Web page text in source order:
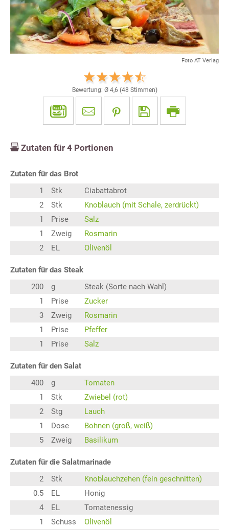
Foto AT Verlag
Bewertung: Ø 4,6 (48 Stimmen)
Zutaten für 4 Portionen
Zutaten für das Brot
1
Stk
Ciabattabrot
2
Stk
Knoblauch (mit Schale, zerdrückt)
1
Prise
Salz
1
Zweig
Rosmarin
2
EL Olivenöl
Zutaten für das Steak
200
g
Steak (Sorte nach Wahl)
1
Prise
Zucker
3
Zweig
Rosmarin
1
Prise
Pfeffer
1
Prise Salz
Zutaten für den Salat
400
g
Tomaten
1
Stk
Zwiebel (rot)
2
Stg
Lauch
1
Dose
Bohnen (groß, weiß)
5
Zweig Basilikum
Zutaten für die Salatmarinade
2
Stk
Knoblauchzehen (fein geschnitten)
0.5
EL
Honig
4
EL
Tomatenessig
1
Schuss
Olivenöl